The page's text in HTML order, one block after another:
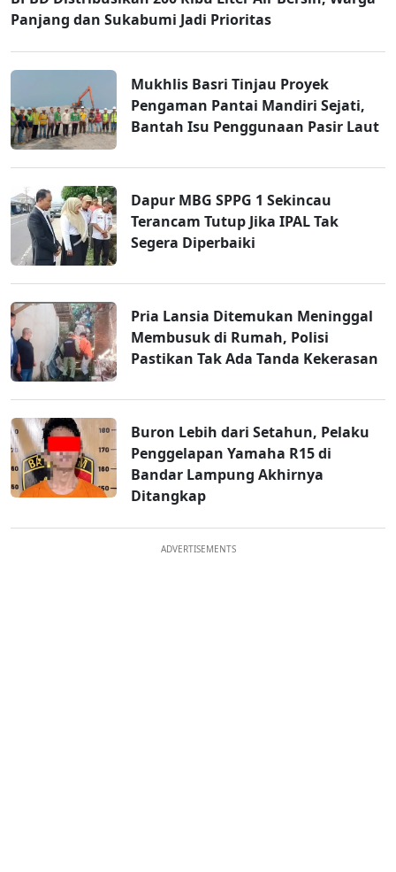
Panjang dan Sukabumi Jadi Prioritas
Mukhlis Basri Tinjau Proyek
Pengaman Pantai Mandiri Sejati,
Bantah Isu Penggunaan Pasir Laut
Dapur MBG SPPG 1 Sekincau
Terancam Tutup Jika IPAL Tak
Segera Diperbaiki
Pria Lansia Ditemukan Meninggal
Membusuk di Rumah, Polisi
Pastikan Tak Ada Tanda Kekerasan
Buron Lebih dari Setahun, Pelaku
Penggelapan Yamaha R15 di
Bandar Lampung Akhirnya
Ditangkap
ADVERTISEMENTS